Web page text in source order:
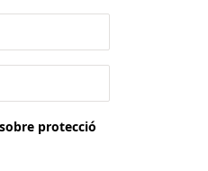
protecció